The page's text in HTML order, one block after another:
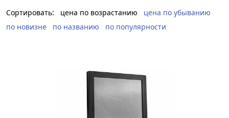
Сортировать: цена по возрастанию
цена по убыванию
по новизне
по названию по популярности